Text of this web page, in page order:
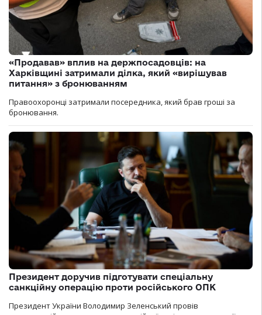
«Продавав» вплив на держпосадовців: на
Харківщині затримали ділка, який «вирішував
питання» з бронюванням
Правоохоронці затримали посередника, який брав гроші за
бронювання.
Президент доручив підготувати спеціальну
санкційну операцію проти російського ОПК
Президент України Володимир Зеленський провів